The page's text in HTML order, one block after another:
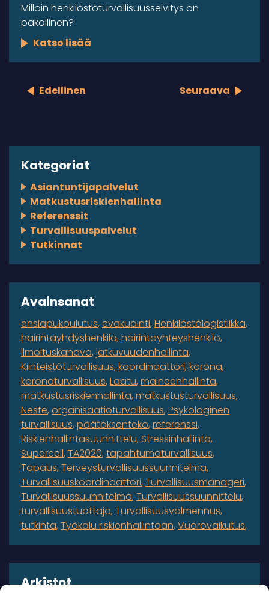
Milloin henkilöstöturvallisuusselvitys on
pakollinen?
Katso lisää
Edellinen Seuraava
Kategoriat
Asiantuntijapalvelut
Matkustusriskienhallinta
Referenssit
Turvallisuuspalvelut
Tutkinnat
Avainsanat
ensiapukoulutus evakuointi Henkilöstölogistiikka
häirintäyhdyshenkilö häirintäyhteyshenkilö
ilmoituskanava jatkuvuudenhallinta
Kiinteistöturvallisuus koordinaattori korona
koronaturvallisuus Laatu maineenhallinta
matkustusriskienhallinta matkustusturvallisuus
Neste organisaatioturvallisuus Psykologinen
turvallisuus päätöksenteko referenssi
Riskienhallintasuunnittelu Stressinhallinta
Supercell TA2020 tapahtumaturvallisuus
Tapaus Terveysturvallisuussuunnitelma
Turvallisuuskoordinaattori Turvallisuusmanageri
Turvallisuussuunnitelma Turvallisuussuunnittelu
turvallisuustuottaja Turvallisuusvalmennus
tutkinta Työkalu riskienhallintaan Vuorovaikutus
Arkistot